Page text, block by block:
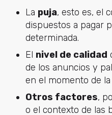
La puja, esto es, el
dispuestos a pagar
determinada.
El nivel de calidad
de los anuncios y
en el momento de la
Otros factores,
o el contexto de las